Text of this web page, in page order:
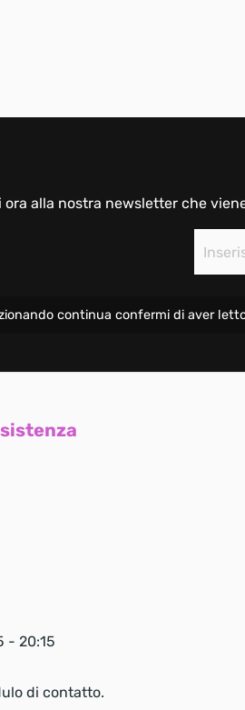
ora alla nostra newsletter che
continua confermi di aver
- 20:15
di contatto.